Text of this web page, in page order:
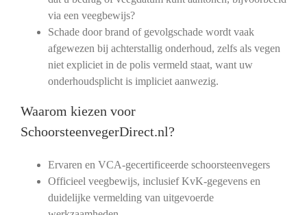
via een veegbewijs?
Schade door brand of gevolgschade wordt vaak
afgewezen bij achterstallig onderhoud, zelfs als vegen
niet expliciet in de polis vermeld staat, want uw
onderhoudsplicht is impliciet aanwezig.
Waarom kiezen voor
SchoorsteenvegerDirect.nl?
Ervaren en VCA‑gecertificeerde schoorsteenvegers
Officieel veegbewijs, inclusief KvK‑gegevens en
duidelijke vermelding van uitgevoerde